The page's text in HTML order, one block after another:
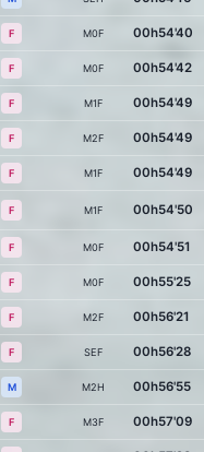
F M0F 00h54'40
F M0F 00h54'42
F M1F 00h54'49
F M2F 00h54'49
F M1F 00h54'49
F M1F 00h54'50
F M0F 00h54'51
F M0F 00h55'25
F M2F 00h56'21
F SEF 00h56'28
M M2H 00h56'55
F M3F 00h57'09